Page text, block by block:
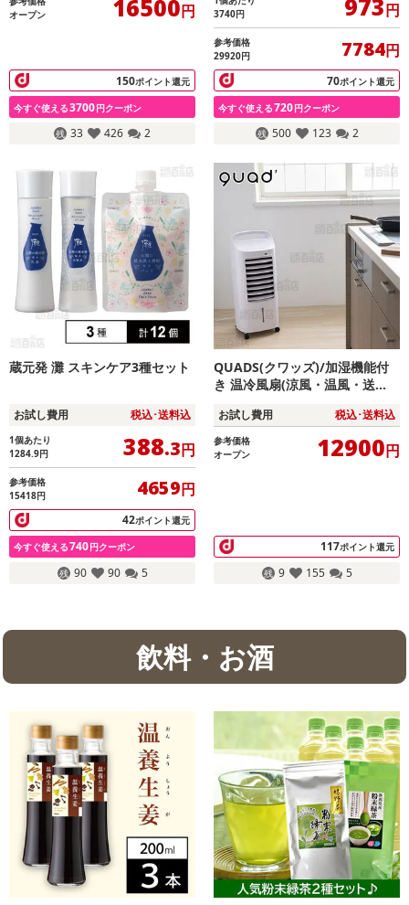
オープン
16500円
150ポイント還元
今すぐ使える3700円クーポン
33 426 2
3740円 973円
参考価格
29920円
7784円
70ポイント還元
今すぐ使える720円クーポン
500 123 2
蔵元発 灘 スキンケア3種セット
お試し費用 税込･送料込
1個あたり
1284.9円 388.3円
参考価格
15418円
4659円
42ポイント還元
今すぐ使える740円クーポン
90 90 5
QUADS(クワッズ)/加湿機能付
き 温冷風扇(涼風・温風・送
剤付/キャスター付)/QS517WH
お試し費用 税込･送料込
参考価格
オープン
12900円
117ポイント還元
9 155 5
飲料・お酒